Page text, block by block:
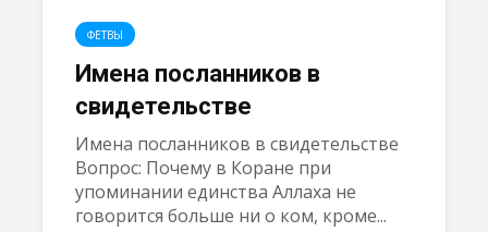
ФЕТВЫ
Имена посланников в
свидетельстве
Имена посланников в свидетельстве
Вопрос: Почему в Коране при
упоминании единства Аллаха не
говорится больше ни о ком, кроме...